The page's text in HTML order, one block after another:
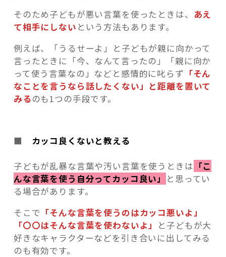
そのため子どもが悪い言葉を使ったときは、 あえ
て相手にしない という方法もあります。
例えば、「うるせーよ」と子どもが親に向かって
言ったときに「今、なんて言ったの」「親に向か
って使う言葉なの」などと感情的に叱らず 「そん
なことを言うなら話したくない」と距離を置いて
みるのも1つの手段です。
■ カッコ良くないと教える
子どもが乱暴な言葉や汚い言葉を使うときは 「こ
んな言葉を使う自分ってカッコ良い」
と思ってい
る場合があります。
そこで 「そんな言葉を使うのはカッコ悪いよ」
「〇〇はそんな言葉を使わないよ」
と子どもが大
好きなキャラクターなどを引き合いに出してみる
のも有効です。